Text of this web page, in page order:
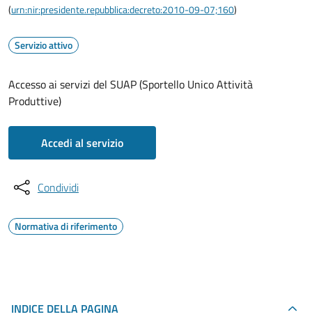
(urn:nir:presidente.repubblica:decreto:2010-09-07;160)
Servizio attivo
Accesso ai servizi del SUAP (Sportello Unico Attività
Produttive)
Accedi al servizio
Condividi
Normativa di riferimento
INDICE DELLA PAGINA